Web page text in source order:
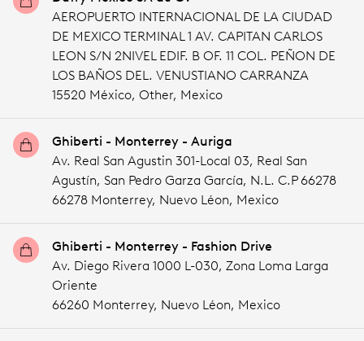
AEROPUERTO INTERNACIONAL DE LA CIUDAD
DE MEXICO TERMINAL 1 AV. CAPITAN CARLOS
LEON S/N 2NIVEL EDIF. B OF. 11 COL. PEÑON DE
LOS BAÑOS DEL. VENUSTIANO CARRANZA
15520 México, Other, Mexico
Ghiberti - Monterrey - Auriga
Av. Real San Agustin 301-Local 03, Real San
Agustín, San Pedro Garza García, N.L. C.P 66278
66278 Monterrey, Nuevo Léon, Mexico
Ghiberti - Monterrey - Fashion Drive
Av. Diego Rivera 1000 L-030, Zona Loma Larga
Oriente
66260 Monterrey, Nuevo Léon, Mexico